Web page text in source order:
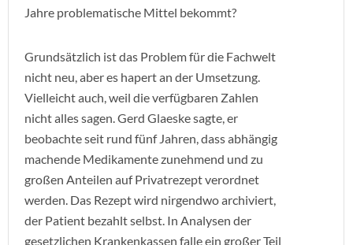
Jahre problematische Mittel bekommt?
Grundsätzlich ist das Problem für die Fachwelt
nicht neu, aber es hapert an der Umsetzung.
Vielleicht auch, weil die verfügbaren Zahlen
nicht alles sagen. Gerd Glaeske sagte, er
beobachte seit rund fünf Jahren, dass abhängig
machende Medikamente zunehmend und zu
großen Anteilen auf Privatrezept verordnet
werden. Das Rezept wird nirgendwo archiviert,
der Patient bezahlt selbst. In Analysen der
gesetzlichen Krankenkassen falle ein großer Teil